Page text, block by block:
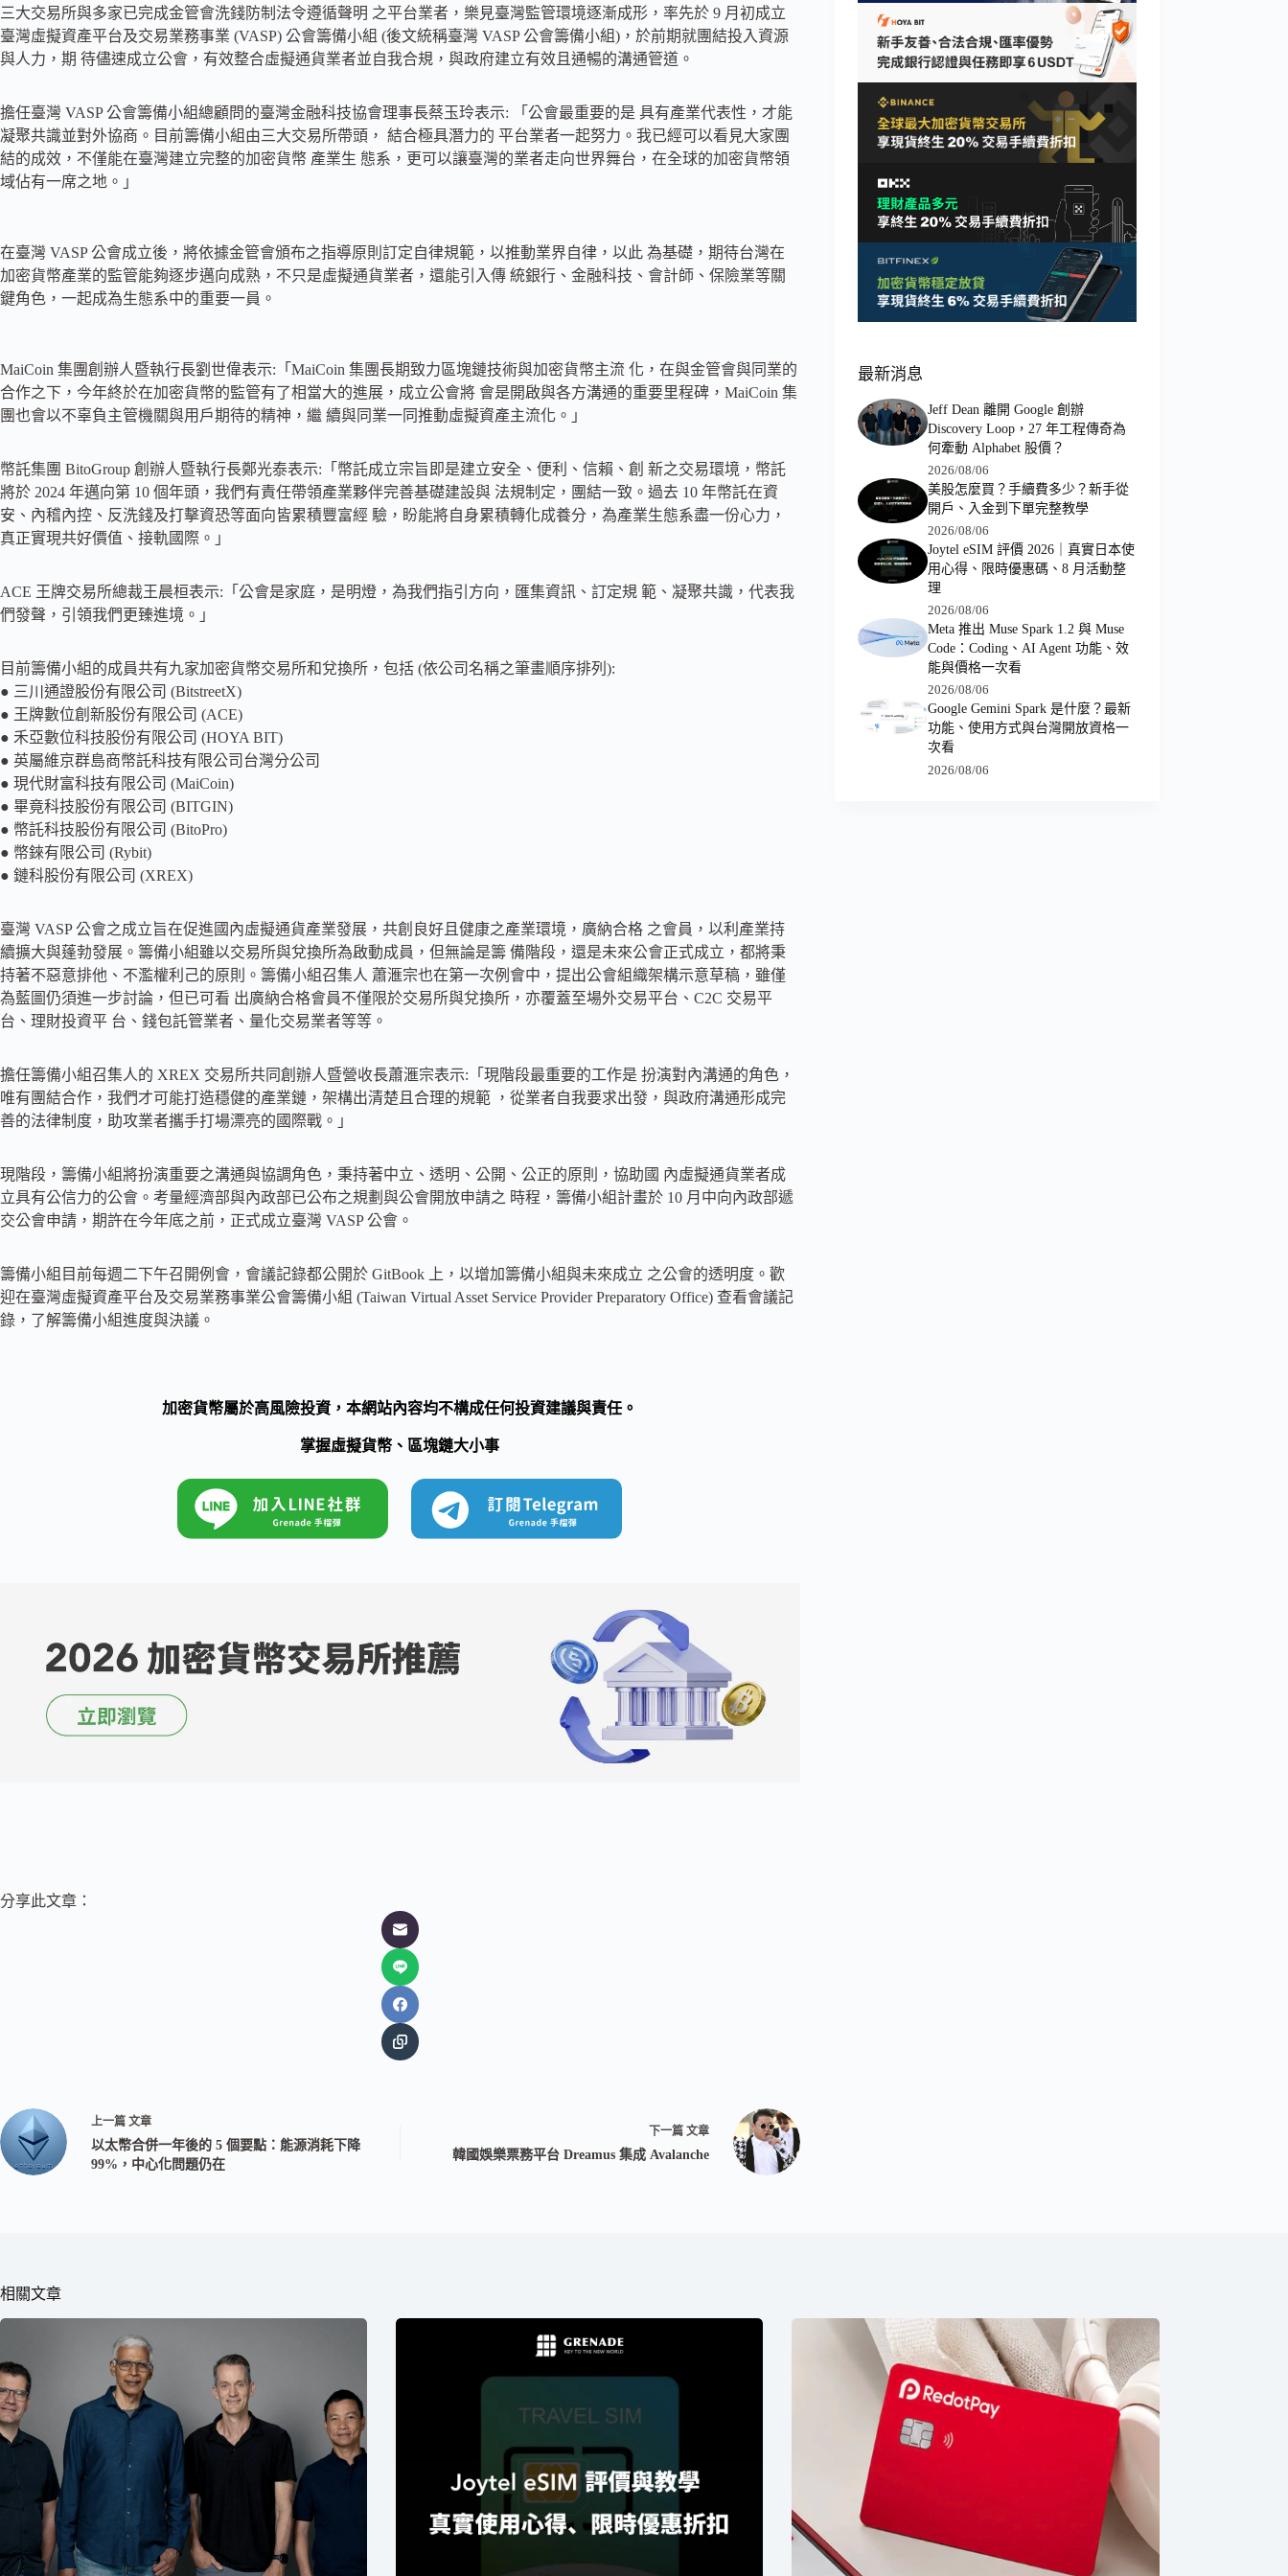
三大交易所與多家已完成金管會洗錢防制法令遵循聲明 之平台業者，樂見臺灣監管環境逐漸成形，率先於 9 月初成立
臺灣虛擬資產平台及交易業務事業 (VASP) 公會籌備小組 (後文統稱臺灣 VASP 公會籌備小組)，於前期就團結投入資源
與人力，期 待儘速成立公會，有效整合虛擬通貨業者並自我合規，與政府建立有效且通暢的溝通管道。
擔任臺灣 VASP 公會籌備小組總顧問的臺灣金融科技協會理事長蔡玉玲表示: 「公會最重要的是 具有產業代表性，才能
凝聚共識並對外協商。目前籌備小組由三大交易所帶頭， 結合極具潛力的 平台業者一起努力。我已經可以看見大家團
結的成效，不僅能在臺灣建立完整的加密貨幣 產業生 態系，更可以讓臺灣的業者走向世界舞台，在全球的加密貨幣領
域佔有一席之地。」
在臺灣 VASP 公會成立後，將依據金管會頒布之指導原則訂定自律規範，以推動業界自律，以此 為基礎，期待台灣在
加密貨幣產業的監管能夠逐步邁向成熟，不只是虛擬通貨業者，還能引入傳 統銀行、金融科技、會計師、保險業等關
鍵角色，一起成為生態系中的重要一員。
MaiCoin 集團創辦人暨執行長劉世偉表示:「MaiCoin 集團長期致力區塊鏈技術與加密貨幣主流 化，在與金管會與同業的
合作之下，今年終於在加密貨幣的監管有了相當大的進展，成立公會將 會是開啟與各方溝通的重要里程碑，MaiCoin 集
團也會以不辜負主管機關與用戶期待的精神，繼 續與同業一同推動虛擬資產主流化。」
幣託集團 BitoGroup 創辦人暨執行長鄭光泰表示:「幣託成立宗旨即是建立安全、便利、信賴、創 新之交易環境，幣託
將於 2024 年邁向第 10 個年頭，我們有責任帶領產業夥伴完善基礎建設與 法規制定，團結一致。過去 10 年幣託在資
安、內稽內控、反洗錢及打擊資恐等面向皆累積豐富經 驗，盼能將自身累積轉化成養分，為產業生態系盡一份心力，
真正實現共好價值、接軌國際。」
ACE 王牌交易所總裁王晨桓表示:「公會是家庭，是明燈，為我們指引方向，匯集資訊、訂定規 範、凝聚共識，代表我
們發聲，引領我們更臻進境。」
目前籌備小組的成員共有九家加密貨幣交易所和兌換所，包括 (依公司名稱之筆畫順序排列):
● 三川通證股份有限公司 (BitstreetX)
● 王牌數位創新股份有限公司 (ACE)
● 禾亞數位科技股份有限公司 (HOYA BIT)
● 英屬維京群島商幣託科技有限公司台灣分公司
● 現代財富科技有限公司 (MaiCoin)
● 畢竟科技股份有限公司 (BITGIN)
● 幣託科技股份有限公司 (BitoPro)
● 幣錸有限公司 (Rybit)
● 鏈科股份有限公司 (XREX)
臺灣 VASP 公會之成立旨在促進國內虛擬通貨產業發展，共創良好且健康之產業環境，廣納合格 之會員，以利產業持
續擴大與蓬勃發展。籌備小組雖以交易所與兌換所為啟動成員，但無論是籌 備階段，還是未來公會正式成立，都將秉
持著不惡意排他、不濫權利己的原則。籌備小組召集人 蕭滙宗也在第一次例會中，提出公會組織架構示意草稿，雖僅
為藍圖仍須進一步討論，但已可看 出廣納合格會員不僅限於交易所與兌換所，亦覆蓋至場外交易平台、C2C 交易平
台、理財投資平 台、錢包託管業者、量化交易業者等等。
擔任籌備小組召集人的 XREX 交易所共同創辦人暨營收長蕭滙宗表示:「現階段最重要的工作是 扮演對內溝通的角色，
唯有團結合作，我們才可能打造穩健的產業鏈，架構出清楚且合理的規範 ，從業者自我要求出發，與政府溝通形成完
善的法律制度，助攻業者攜手打場漂亮的國際戰。」
現階段，籌備小組將扮演重要之溝通與協調角色，秉持著中立、透明、公開、公正的原則，協助國 內虛擬通貨業者成
立具有公信力的公會。考量經濟部與內政部已公布之規劃與公會開放申請之 時程，籌備小組計畫於 10 月中向內政部遞
交公會申請，期許在今年底之前，正式成立臺灣 VASP 公會。
籌備小組目前每週二下午召開例會，會議記錄都公開於 GitBook 上，以增加籌備小組與未來成立 之公會的透明度。歡
迎在臺灣虛擬資產平台及交易業務事業公會籌備小組 (Taiwan Virtual Asset Service Provider Preparatory Office) 查看會議記
錄，了解籌備小組進度與決議。
加密貨幣屬於高風險投資，本網站內容均不構成任何投資建議與責任。
掌握虛擬貨幣、區塊鏈大小事
分享此文章：
上一篇 文章
以太幣合併一年後的 5 個要點：能源消耗下降
99%，中心化問題仍在
下一篇 文章
韓國娛樂票務平台 Dreamus 集成 Avalanche
最新消息
Jeff Dean 離開 Google 創辦
Discovery Loop，27 年工程傳奇為
何牽動 Alphabet 股價？
2026/08/06
美股怎麼買？手續費多少？新手從
開戶、入金到下單完整教學
2026/08/06
Joytel eSIM 評價 2026｜真實日本使
用心得、限時優惠碼、8 月活動整
理
2026/08/06
Meta 推出 Muse Spark 1.2 與 Muse
Code：Coding、AI Agent 功能、效
能與價格一次看
2026/08/06
Google Gemini Spark 是什麼？最新
功能、使用方式與台灣開放資格一
次看
2026/08/06
相關文章